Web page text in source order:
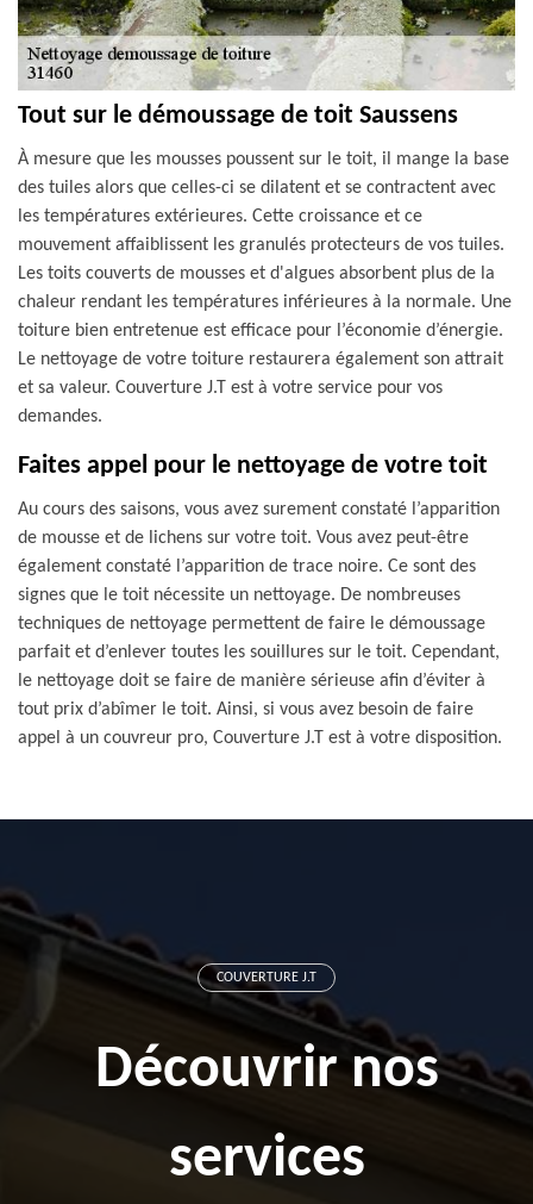
Tout sur le démoussage de toit Saussens
À mesure que les mousses poussent sur le toit, il mange la base
des tuiles alors que celles-ci se dilatent et se contractent avec
les températures extérieures. Cette croissance et ce
mouvement affaiblissent les granulés protecteurs de vos tuiles.
Les toits couverts de mousses et d'algues absorbent plus de la
chaleur rendant les températures inférieures à la normale. Une
toiture bien entretenue est efficace pour l’économie d’énergie.
Le nettoyage de votre toiture restaurera également son attrait
et sa valeur. Couverture J.T est à votre service pour vos
demandes.
Faites appel pour le nettoyage de votre toit
Au cours des saisons, vous avez surement constaté l’apparition
de mousse et de lichens sur votre toit. Vous avez peut-être
également constaté l’apparition de trace noire. Ce sont des
signes que le toit nécessite un nettoyage. De nombreuses
techniques de nettoyage permettent de faire le démoussage
parfait et d’enlever toutes les souillures sur le toit. Cependant,
le nettoyage doit se faire de manière sérieuse afin d’éviter à
tout prix d’abîmer le toit. Ainsi, si vous avez besoin de faire
appel à un couvreur pro, Couverture J.T est à votre disposition.
COUVERTURE J.T
Découvrir nos
services